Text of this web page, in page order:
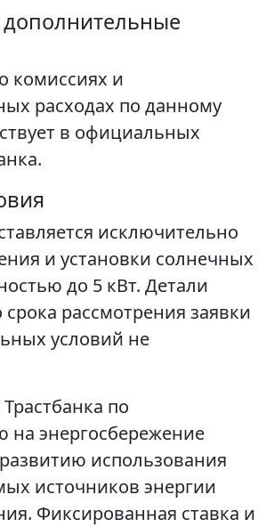
комиссиях и
расходах по данному
в официальных
исключительно
и установки солнечных
до 5 кВт. Детали
рассмотрения заявки
условий не
по
на энергосбережение
использования
источников энергии
Фиксированная ставка и